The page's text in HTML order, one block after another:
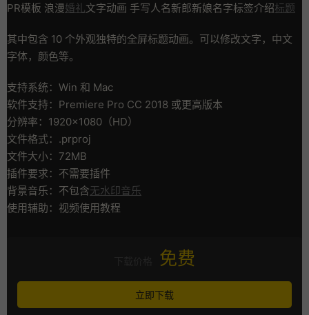
PR模板 浪漫婚礼文字动画 手写人名新郎新娘名字标签介绍标题
其中包含 10 个外观独特的全屏标题动画。可以修改文字，中文
字体，颜色等。
支持系统：Win 和 Mac
软件支持：Premiere Pro CC 2018 或更高版本
分辨率：1920×1080（HD）
文件格式：.prproj
文件大小：72MB
插件要求：不需要插件
背景音乐：不包含无水印音乐
使用辅助：视频使用教程
免费
立即下载